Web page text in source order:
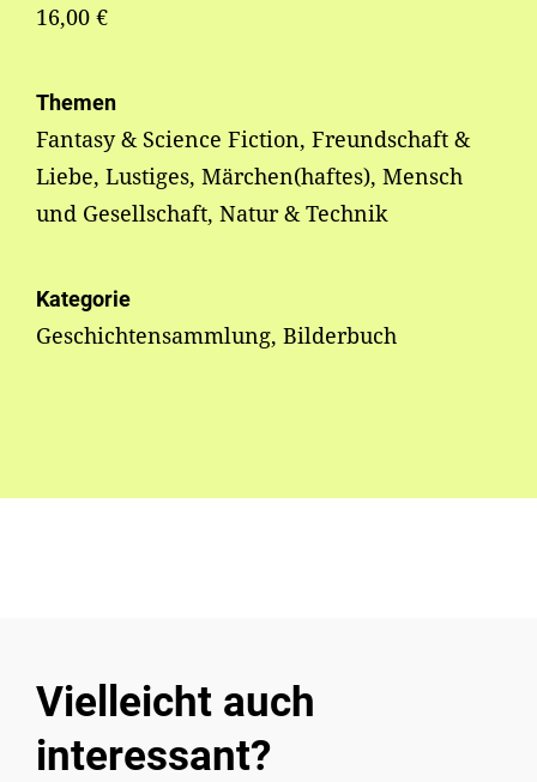
16,00 €
Themen
Fantasy & Science Fiction, Freundschaft &
Liebe, Lustiges, Märchen(haftes), Mensch
und Gesellschaft, Natur & Technik
Kategorie
Geschichtensammlung, Bilderbuch
Vielleicht auch
interessant?